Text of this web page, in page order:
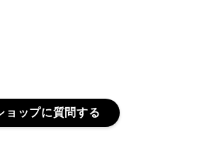
ョップに質問する